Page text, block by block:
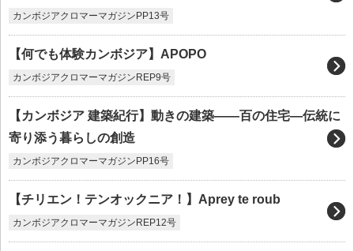
カンボジアクロマーマガジンPP13号
【何でも体験カンボジア】APOPO
カンボジアクロマーマガジンREP9号
【カンボジア 建築紀行】動きの建築——百の住宅―伝統に
寄り添う暮らしの創造
カンボジアクロマーマガジンPP16号
【チリエン！テンオックニア！】Aprey te roub
カンボジアクロマーマガジンREP12号